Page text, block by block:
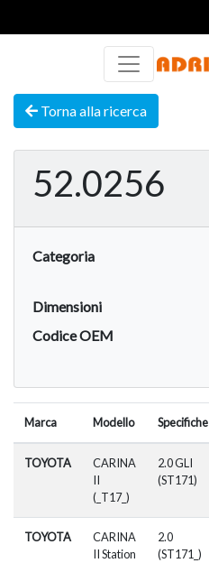
Torna alla ricerca
52.0256
Categoria
Dimensioni
Codice OEM
Marca Modello Specifiche
TOYOTA
CARINA
II
(_T17_)
2.0 GLI
(ST171)
TOYOTA
CARINA
II Station
2.0
(ST171_)